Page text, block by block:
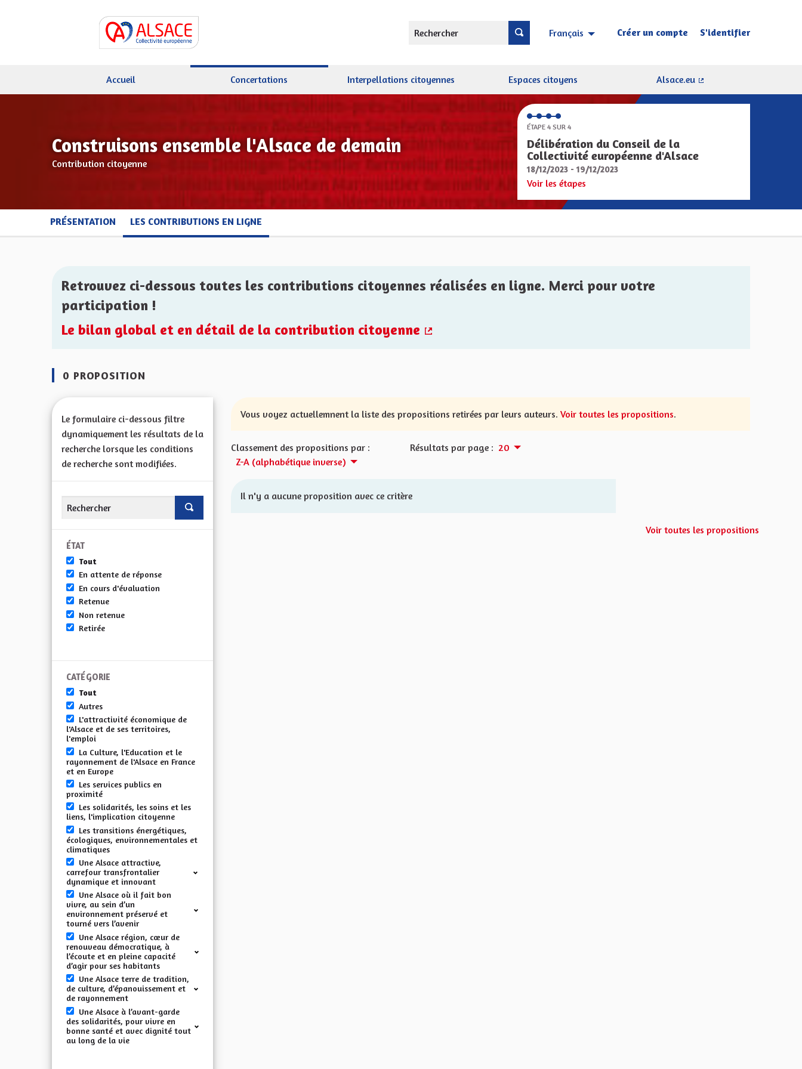
Rechercher Français Choisir la langue Sprache wählen
Créer un compte S'identifier
Accueil Concertations Interpellations citoyennes Espaces citoyens
Alsace.eu
Construisons ensemble l'Alsace de demain
Contribution citoyenne
ÉTAPE 4 SUR 4
Délibération du Conseil de la
Collectivité européenne d'Alsace
18/12/2023 - 19/12/2023
Voir les étapes
PRÉSENTATION LES CONTRIBUTIONS EN LIGNE
Retrouvez ci-dessous toutes les contributions citoyennes réalisées en ligne. Merci pour votre
participation !
Le bilan global et en détail de la contribution citoyenne
0 PROPOSITION
Le formulaire ci-dessous filtre
dynamiquement les résultats de la
recherche lorsque les conditions
de recherche sont modifiées.
ÉTAT
Tout
En attente de réponse
En cours d'évaluation
Retenue
Non retenue
Retirée
CATÉGORIE
Tout
Autres
L'attractivité économique de
l'Alsace et de ses territoires,
l'emploi
La Culture, l'Education et le
rayonnement de l'Alsace en France
et en Europe
Les services publics en
proximité
Les solidarités, les soins et les
liens, l'implication citoyenne
Les transitions énergétiques,
écologiques, environnementales et
climatiques
Une Alsace attractive,
carrefour transfrontalier
dynamique et innovant
Une Alsace où il fait bon
vivre, au sein d’un
environnement préservé et
tourné vers l’avenir
Une Alsace région, cœur de
renouveau démocratique, à
l’écoute et en pleine capacité
d’agir pour ses habitants
Une Alsace terre de tradition,
de culture, d’épanouissement et
de rayonnement
Une Alsace à l’avant-garde
des solidarités, pour vivre en
bonne santé et avec dignité tout
au long de la vie
Vous voyez actuellemnent la liste des propositions retirées par leurs auteurs. Voir toutes les propositions.
Classement des propositions par :
Z-A (alphabétique inverse)
Résultats par page : 20
Il n'y a aucune proposition avec ce critère
Voir toutes les propositions